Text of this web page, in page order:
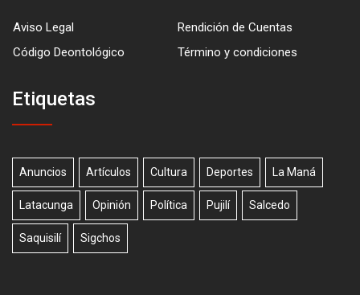
Aviso Legal
Rendición de Cuentas
Código Deontológico
Término y condiciones
Etiquetas
Anuncios Artículos Cultura Deportes La Maná
Latacunga Opinión Política Pujilí Salcedo
Saquisilí Sigchos